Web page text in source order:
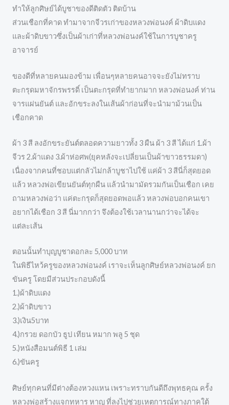
ทำให้ลูกศิษย์ได้บูชาของดีติดตัว ติดบ้าน
ส่วนเชือกที่คาด ทำมาจากจีวรเก่าของหลวงพ่อนงค์ ผ้าดิบแดง
และผ้าดิบขาวซึ่งเป็นผ้าเก่าที่หลวงพ่อนงค์ใช้ในการบูชาครู
อาจารย์
ของดีที่หลายคนมองข้าม เพื่อนๆหลายคนอาจจะยังไม่ทราบ
ตะกรุดมหาจักรพรรดิ์ เป็นตะกรุดที่ทำยากมาก หลวงพ่อนงค์ ท่าน
จารแผ่นยันต์ และอักขระลงในเส้นผ้าก่อนที่จะนำมาม้วนเป็น
เชือกคาด
ผ้า 3 สี ลงอักขระยันต์ตลอดความยาวทั้ง 3 ผืน ผ้า 3 สี ได้แก่ 1.ผ้า
จีวร 2.ผ้าแดง 3.ผ้าห่อศพ(ยุคหลังจะเปลี่ยนเป็นผ้าขาวธรรมดา)
เนื่องจากคนที่ชอบแต่กลัวไม่กล้าบูชาไปใช้ แค่ผ้า 3 สีนี่ก็สุดยอด
แล้ว หลวงพ่อเขียนยันต์ทุกผืน แล้วนำมามัดรวมกันเป็นเชือก เคย
ถามหลวงพ่อว่า แค่ตะกรุดก็สุดยอดพอแล้ว หลวงพ่อบอกคนเขา
อยากได้เชือก 3 สี นี่มากกว่า จึงต้องใช้เวลานานกว่าจะได้จะ
แต่ละเส้น
ตอนนั้นทำบุญบูชาดอกละ 5,000 บาท
ในพิธีไหว้ครูของหลวงพ่อนงค์ เราจะเห็นลูกศิษย์หลวงพ่อนงค์ ยก
ขันครู โดยมีส่วนประกอบดังนี้
1.)ผ้าดิบแดง
2.)ผ้าดิบขาว
3.)เงิน5บาท
4.)กรวย ดอกบัว ธูป เทียน หมาก พลู 5 ชุด
5.)หนังสือมนต์พิธี 1 เล่ม
6.)ขันครู
ศิษย์ทุกคนที่มีต่างต้องหวงแหน เพราะทราบกันดีถึงพุทธคุณ ครั้ง
หลวงพ่อสร้างแจกทหาร หาญ ที่ลงไปช่วยเหตุการณ์ทางภาคใต้